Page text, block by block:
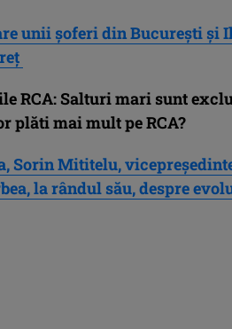
unii șoferi din București și
RCA: Salturi mari sunt
plăti mai mult pe RCA?
Sorin Mititelu,
la rândul său, despre